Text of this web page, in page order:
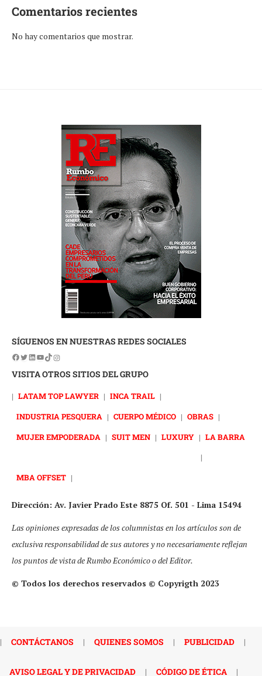
Comentarios recientes
No hay comentarios que mostrar.
SÍGUENOS EN NUESTRAS REDES SOCIALES
VISITA OTROS SITIOS DEL GRUPO
| LATAM TOP LAWYER | INCA TRAIL |
INDUSTRIA PESQUERA | CUERPO MÉDICO | OBRAS |
MUJER EMPODERADA | SUIT MEN | LUXURY | LA BARRA
|
MBA OFFSET |
Dirección: Av. Javier Prado Este 8875 Of. 501 - Lima 15494
Las opiniones expresadas de los columnistas en los artículos son de
exclusiva responsabilidad de sus autores y no necesariamente reflejan
los puntos de vista de Rumbo Económico o del Editor.
© Todos los derechos reservados © Copyrigth 2023
| CONTÁCTANOS | QUIENES SOMOS | PUBLICIDAD |
AVISO LEGAL Y DE PRIVACIDAD | CÓDIGO DE ÉTICA |